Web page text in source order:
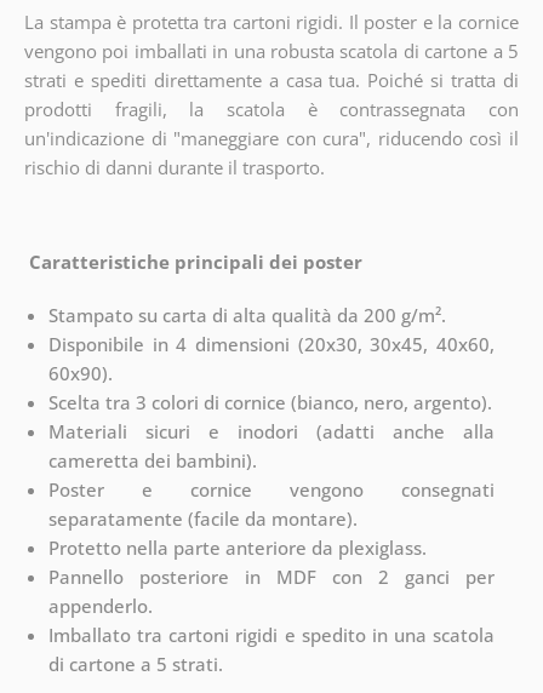
La stampa è protetta tra cartoni rigidi. Il poster e la cornice
vengono poi imballati in una robusta scatola di cartone a 5
strati e spediti direttamente a casa tua. Poiché si tratta di
prodotti fragili, la scatola è contrassegnata con
un'indicazione di "maneggiare con cura", riducendo così il
rischio di danni durante il trasporto.
Caratteristiche principali dei poster
Stampato su carta di alta qualità da 200 g/m².
Disponibile in 4 dimensioni (20x30, 30x45, 40x60,
60x90).
Scelta tra 3 colori di cornice (bianco, nero, argento).
Materiali sicuri e inodori (adatti anche alla
cameretta dei bambini).
Poster e cornice vengono consegnati
separatamente (facile da montare).
Protetto nella parte anteriore da plexiglass.
Pannello posteriore in MDF con 2 ganci per
appenderlo.
Imballato tra cartoni rigidi e spedito in una scatola
di cartone a 5 strati.